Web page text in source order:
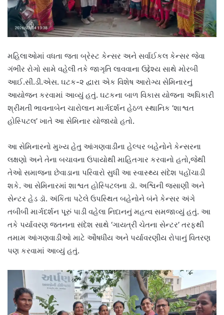
મહિલાઓમાં વધતા જતા બ્રેસ્ટ કેન્સર અને સર્વાઈકલ કેન્સર જેવા
ગંભીર રોગો સામે વહેલી તકે જાગૃતિ લાવવાના ઉદ્દેશ્ય સાથે મોરબી
આઈ.સી.ડી.એસ. ઘટક-૨ દ્વારા એક વિશેષ આરોગ્ય સેમિનારનું
આયોજન કરવામાં આવ્યું હતું. ઘટકના બાળ વિકાસ યોજના અધિકારી
શ્રીમતી ભાવનાબેન ચારોલાન માર્ગદર્શન હેઠળ સ્થાનિક ‘શાશ્વત
હોસ્પિટલ’ ખાતે આ સેમિનાર યોજાયો હતો.
આ સેમિનારનો મુખ્ય હેતુ આંગણવાડીના હેલ્પર બહેનોને કેન્સરના
લક્ષણો અને તેના બચાવના ઉપાયોથી માહિતગાર કરવાનો હતો,જેથી
તેઓ સમાજના છેવાડાના પરિવારો સુધી આ સ્વાસ્થ્ય સંદેશ પહોંચાડી
શકે. આ સેમિનારમાં શાશ્વત હોસ્પિટલના ડૉ. અશ્વિની જસાણી અને
સેન્ટર હેડ ડૉ. અંકિતા પટેલે ઉપસ્થિત બહેનોને બંને કેન્સર અંગે
તબીબી માર્ગદર્શન પૂરું પાડી વહેલા નિદાનનું મહત્વ સમજાવ્યું હતું. આ
તકે પર્યાવરણ જતનના સંદેશ સાથે ‘ગાયત્રી ચેતના સેન્ટર’ તરફથી
તમામ આંગણવાડીઓ માટે ઔષધીય અને પર્યાવરણીય રોપાનું વિતરણ
પણ કરવામાં આવ્યું હતું.